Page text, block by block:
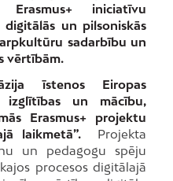
iniciatīvu
un pilsoniskās
sadarbību un
vērtībām.
īstenos Eiropas
izglītības un mācību,
Erasmus+ projektu
laikmetā”.Projekta
un pedagogu spēju
procesos digitālajā